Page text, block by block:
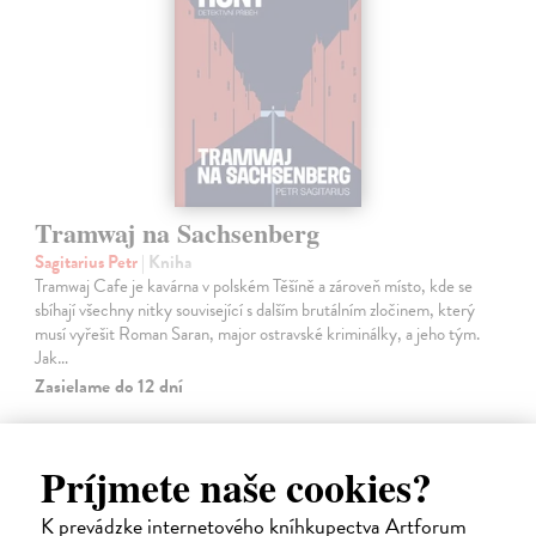
Príjmete naše cookies?
K prevádzke internetového kníhkupectva Artforum
Tramwaj na Sachsenberg
Sagitarius Petr| Kniha
Tramwaj Cafe je kavárna v polském Těšíně a zároveň místo, kde se
sbíhají všechny nitky související s dalším brutálním zločinem, který
musí vyřešit Roman Saran, major ostravské kriminálky, a jeho tým.
Jak…
Zasielame do 12 dní
15,91 €
16,40 €